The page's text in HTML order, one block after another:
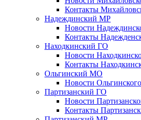
Контакты
Надеждинский МР
Новости
Контакты
Находкинский ГО
Новости
Контакты
Ольгинский МО
Новости
Партизанский ГО
Новости
Контакты